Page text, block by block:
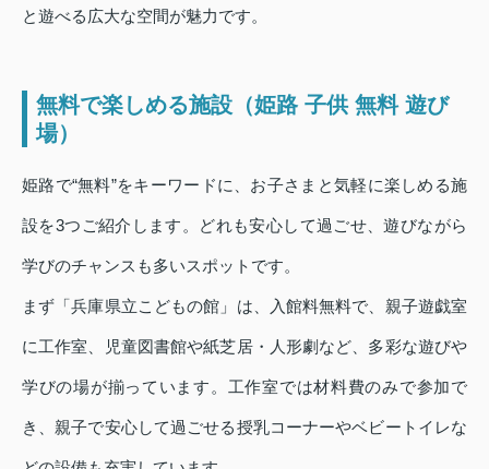
と遊べる広大な空間が魅力です。
無料で楽しめる施設（姫路 子供 無料 遊び
場）
姫路で“無料”をキーワードに、お子さまと気軽に楽しめる施
設を3つご紹介します。どれも安心して過ごせ、遊びながら
学びのチャンスも多いスポットです。
まず「兵庫県立こどもの館」は、入館料無料で、親子遊戯室
に工作室、児童図書館や紙芝居・人形劇など、多彩な遊びや
学びの場が揃っています。工作室では材料費のみで参加で
き、親子で安心して過ごせる授乳コーナーやベビートイレな